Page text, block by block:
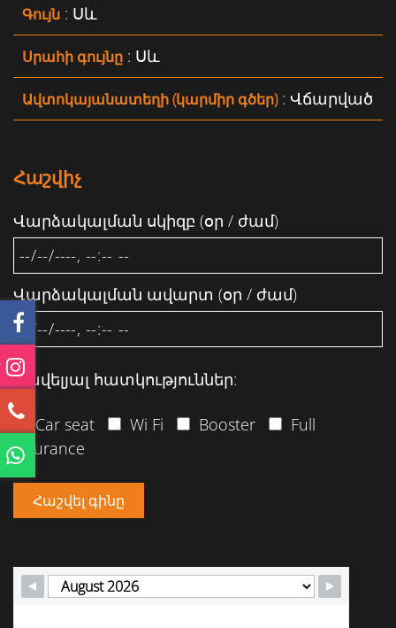
Գույն : Սև
Սրահի գույնը : Սև
Ավտոկայանատեղի (կարմիր գծեր): Վճարված
Հաշվիչ
Վարձակալման սկիզբ (օր / ժամ)
Վարձակալման ավարտ (օր / ժամ)
Հավելյալ հատկություններ:
Car seat Wi Fi Booster
Full
insurance
Հաշվել գինը